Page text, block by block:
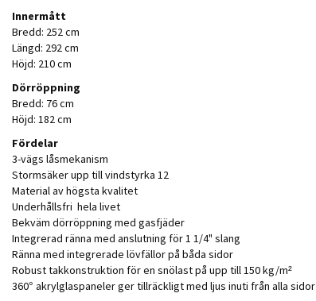
Innermått
Bredd: 252 cm
Längd: 292 cm
Höjd: 210 cm
Dörröppning
Bredd: 76 cm
Höjd: 182 cm
Fördelar
3-vägs låsmekanism
Stormsäker upp till vindstyrka 12
Material av högsta kvalitet
Underhållsfri hela livet
Bekväm dörröppning med gasfjäder
Integrerad ränna med anslutning för 1 1/4" slang
Ränna med integrerade lövfällor på båda sidor
Robust takkonstruktion för en snölast på upp till 150 kg/m²
360° akrylglaspaneler ger tillräckligt med ljus inuti från alla sidor